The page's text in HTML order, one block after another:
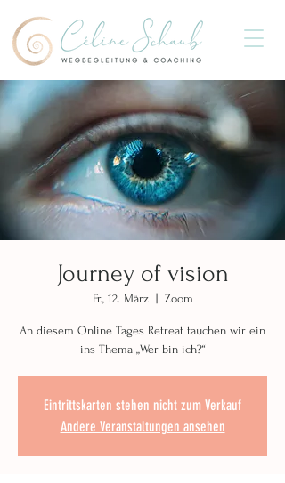
Journey of vision
Fr., 12. März
  |
Zoom
An diesem Online Tages Retreat tauchen wir ein
ins Thema „Wer bin ich?“
Eintrittskarten stehen nicht zum Verkauf
Andere Veranstaltungen ansehen